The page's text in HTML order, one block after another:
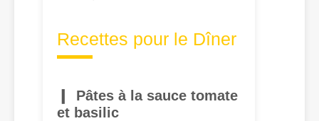
Recettes pour le Dîner
Pâtes à la sauce tomate
et basilic